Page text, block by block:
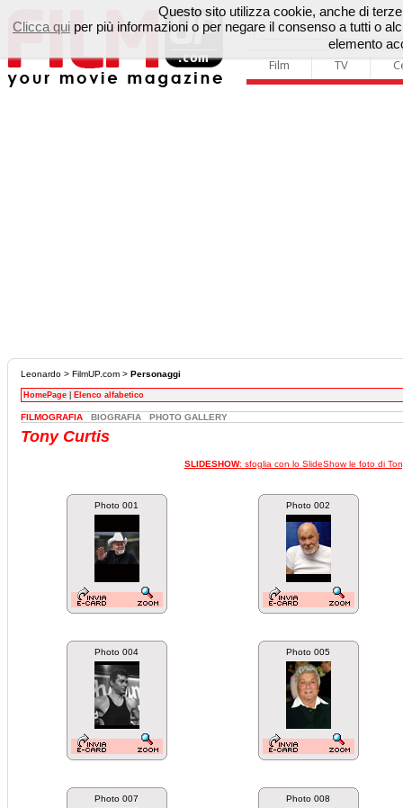
Film TV
Leonardo > FilmUP.com > Personaggi
HomePage Elenco alfabetico
FILMOGRAFIA BIOGRAFIA PHOTO GALLERY
Tony Curtis
SLIDESHOW: sfoglia con lo SlideShow le foto di
Photo 001 Photo 002
Photo 004 Photo 005
Photo 007 Photo 008
Questo sito utilizza cookie, anche di
Clicca qui per più informazioni o per negare il consenso a tutti o
elemento